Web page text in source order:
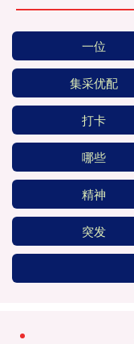
一位
集采优配
打卡
哪些
精神
突发